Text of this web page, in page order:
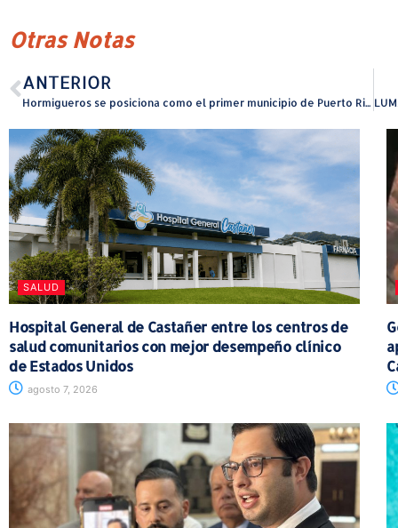
Otras Notas
ANTERIOR
Hormigueros se posiciona como el primer municipio de Puerto Rico en poner en marcha su Banco de Tierras Comunitarias
SALUD
Hospital General de Castañer entre los centros de
salud comunitarios con mejor desempeño clínico
de Estados Unidos
agosto 7, 2026